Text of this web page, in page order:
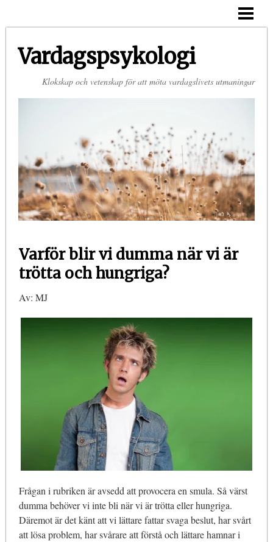
KONTAKT
Vardagspsykologi
Klokskap och vetenskap för att möta vardagslivets utmaningar
Varför blir vi dumma när vi är
trötta och hungriga?
Av: MJ
Frågan i rubriken är avsedd att provocera en smula. Så värst
dumma behöver vi inte bli när vi är trötta eller hungriga.
Däremot är det känt att vi lättare fattar svaga beslut, har svårt
att lösa problem, har svårare att förstå och lättare hamnar i